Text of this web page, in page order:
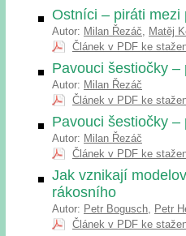
Ostníci – piráti mezi
Autor: Milan Řezáč, Matěj
Článek v PDF ke
Pavouci šestiočky
Autor: Milan Řezáč
Článek v PDF ke
Pavouci šestiočky
Autor: Milan Řezáč
Článek v PDF ke
Jak vznikají
rákosního
Autor: Petr Bogusch, Petr
Článek v PDF ke